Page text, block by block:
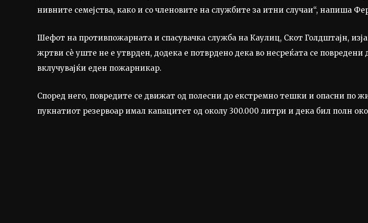
нивните семејства, како и со членовите на службите за итни случаи“, напиша
Шефот на противпожарната и спасувачка служба на Каулиц, Скот Голдштајн,
жртви сè уште не е утврден, додека е потврдено дека во несреќата се повредени
вклучувајќи еден пожарникар.
Според него, повредите се движат од полесни до екстремно тешки и опасни по
пукнатиот резервоар имал капацитет од околу 300.000 литри и дека бил полн